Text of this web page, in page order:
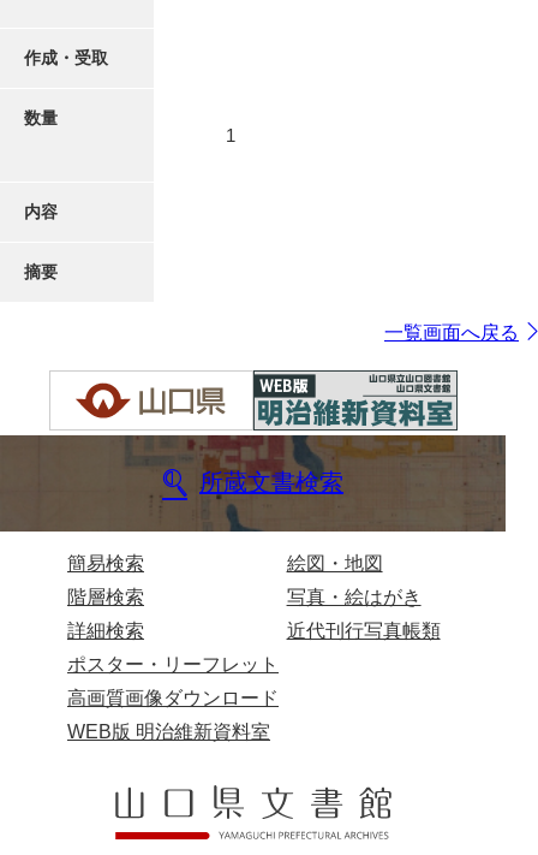
作成・受取
数量
1
内容
摘要
一覧画面へ戻る
所蔵文書検索
簡易検索
階層検索
詳細検索
絵図・地図
写真・絵はがき
近代刊行写真帳類
ポスター・リーフレット
高画質画像ダウンロード
WEB版 明治維新資料室